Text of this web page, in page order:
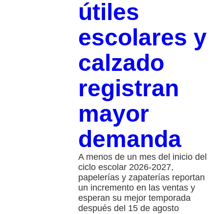
útiles
escolares y
calzado
registran
mayor
demanda
A menos de un mes del inicio del
ciclo escolar 2026-2027,
papelerías y zapaterías reportan
un incremento en las ventas y
esperan su mejor temporada
después del 15 de agosto